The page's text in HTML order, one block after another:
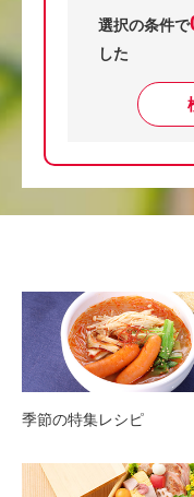
選択の条件で
した
季節の特集レシピ